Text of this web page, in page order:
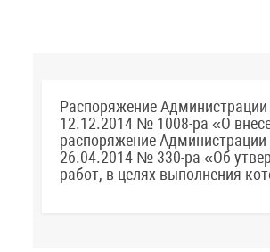
Распоряжение Администрации
12.12.2014 № 1008-ра «О
распоряжение Администрации
26.04.2014 № 330-ра «Об
работ, в целях выполнения